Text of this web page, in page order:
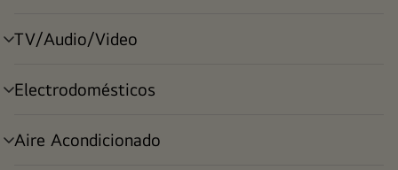
TV/Audio/Video
alternar
Electrodomésticos
alternar
Aire Acondicionado
alternar